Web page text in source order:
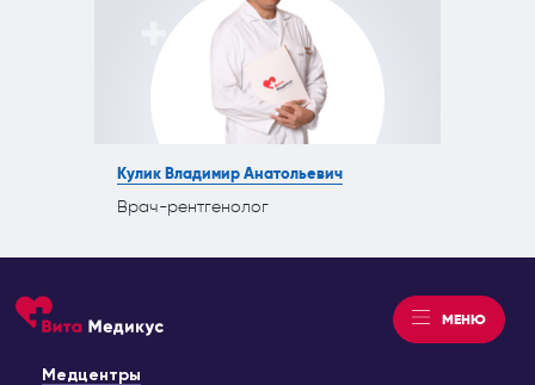
Кулик Владимир Анатольевич
Врач-рентгенолог
МЕНЮ
Медцентры